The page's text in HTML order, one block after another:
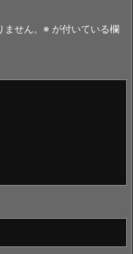
せん。 ※ が付いている欄